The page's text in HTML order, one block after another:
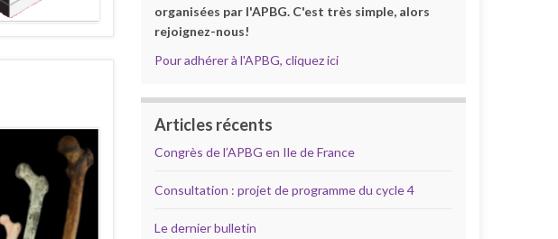
organisées par l'APBG. C'est très simple, alors
rejoignez-nous!
Pour adhérer à l'APBG, cliquez ici
Articles récents
Congrès de l’APBG en Ile de France
Consultation : projet de programme du cycle 4
Le dernier bulletin